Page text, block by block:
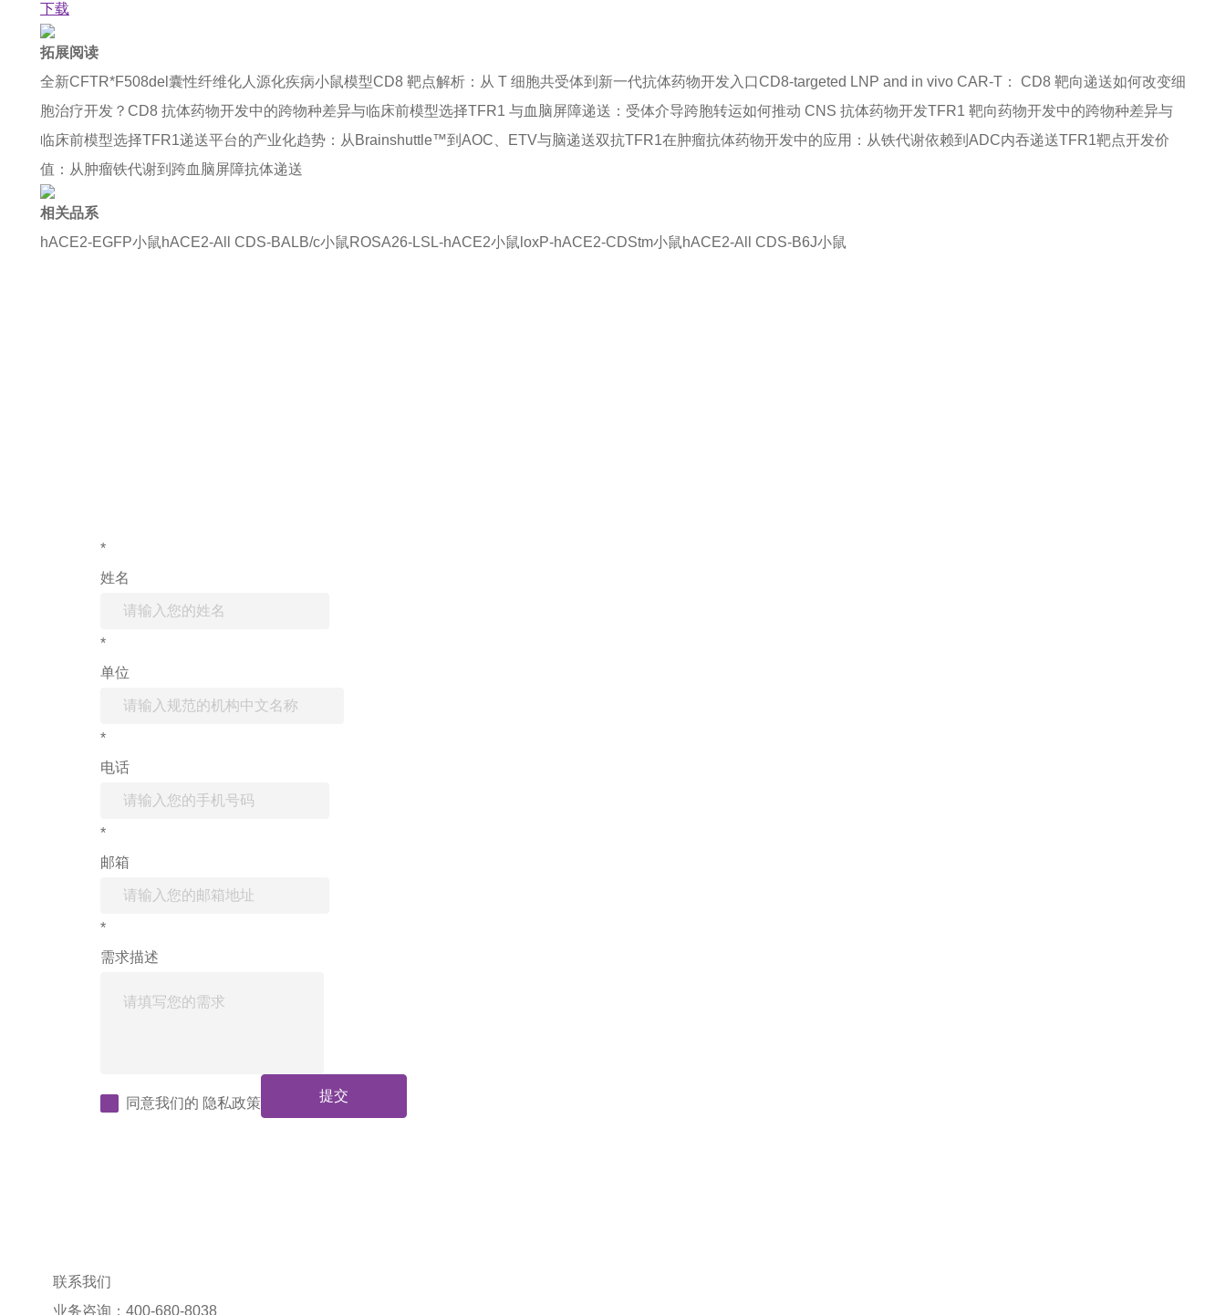
下载
拓展阅读
全新CFTR*F508del囊性纤维化人源化疾病小鼠模型CD8 靶点解析：从 T 细胞共受体到新一代抗体药物开发入口CD8-targeted LNP and in vivo CAR-T： CD8 靶向递送如何改变细
胞治疗开发？ CD8 抗体药物开发中的跨物种差异与临床前模型选择TFR1 与血脑屏障递送：受体介导跨胞转运如何推动 CNS 抗体药物开发TFR1 靶向药物开发中的跨物种差异与
临床前模型选择TFR1递送平台的产业化趋势：从Brainshuttle™到AOC、ETV与脑递送双抗TFR1在肿瘤抗体药物开发中的应用：从铁代谢依赖到ADC内吞递送TFR1靶点开发价
值：从肿瘤铁代谢到跨血脑屏障抗体递送
相关品系
hACE2-EGFP小鼠hACE2-All CDS-BALB/c小鼠ROSA26-LSL-hACE2小鼠 loxP-hACE2-CDStm小鼠hACE2-All CDS-B6J小鼠
*
姓名
*
单位
*
电话
*
邮箱
*
需求描述
同意我们的 隐私政策 提交
联系我们
业务咨询：400-680-8038